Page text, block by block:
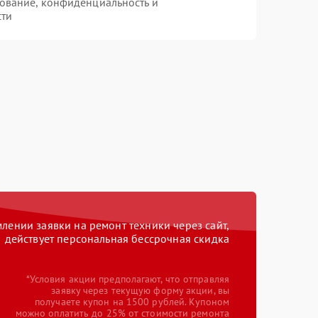
заявки на ремонт техники через сайт,
действует персональная бессрочная скидка
*Условия акции предполагают, что отправляя
заявку через текущую форму акции, вы
получаете купон на 1500 рублей. Купоном
можно оплатить до 25% от стоимости ремонта